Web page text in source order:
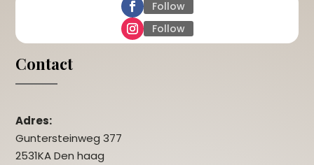
Follow
Follow
Contact
Adres:
Guntersteinweg 377
2531KA Den haag